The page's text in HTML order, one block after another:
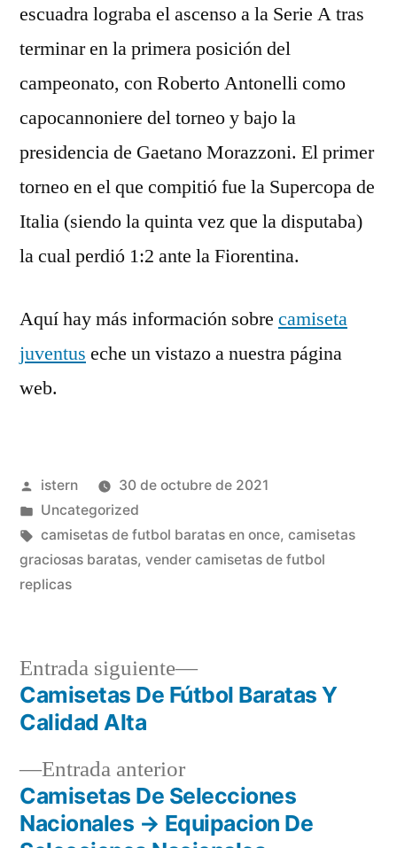
escuadra lograba el ascenso a la Serie A tras
terminar en la primera posición del
campeonato, con Roberto Antonelli como
capocannoniere del torneo y bajo la
presidencia de Gaetano Morazzoni. El primer
torneo en el que compitió fue la Supercopa de
Italia (siendo la quinta vez que la disputaba)
la cual perdió 1:2 ante la Fiorentina.
Aquí hay más información sobre camiseta
juventus eche un vistazo a nuestra página
web.
Publicado
por
istern
30 de octubre de 2021
Publicado
en
Uncategorized
Etiquetas:
camisetas de futbol baratas en once, camisetas
graciosas baratas, vender camisetas de futbol
replicas
Navegación
entradas
Entrada anteriorEntrada
anterior:
Camisetas De Selecciones
Nacionales → Equipacion De
Entrada siguiente
Entrada
siguiente:
Camisetas De Fútbol Baratas Y
Calidad Alta